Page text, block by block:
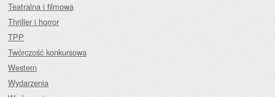
Teatralna i filmowa
Thriller i horror
TPP
Twórczość konkursowa
Western
Wydarzenia